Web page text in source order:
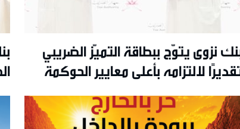
مبتكرة ويواصل
نزوى يتوّج ببطاقة التميّز الضريبي
لالتزامه بأعلى معايير الحوكمة